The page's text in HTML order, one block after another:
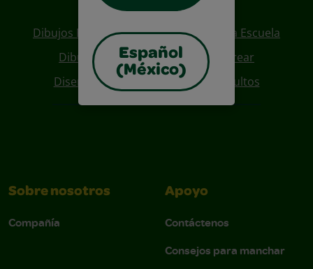
Español
(México)
Also of Interest
Dibujos Para Colorear De Regreso A La Escuela
Dibujos De Personajes Para Colorear
Diseños Para Coloreables Para Adultos
Sobre nosotros
Compañía
Apoyo
Contáctenos
Consejos para manchar